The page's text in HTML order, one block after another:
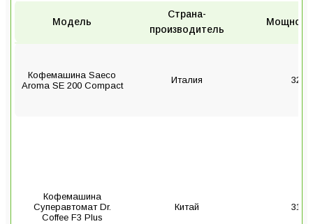
Модель
Страна-
производитель
Кофемашина Saeco
Aroma SE 200 Compact
Италия 3200
Кофемашина
Суперавтомат Dr.
Coffee F3 Plus
Китай 3100